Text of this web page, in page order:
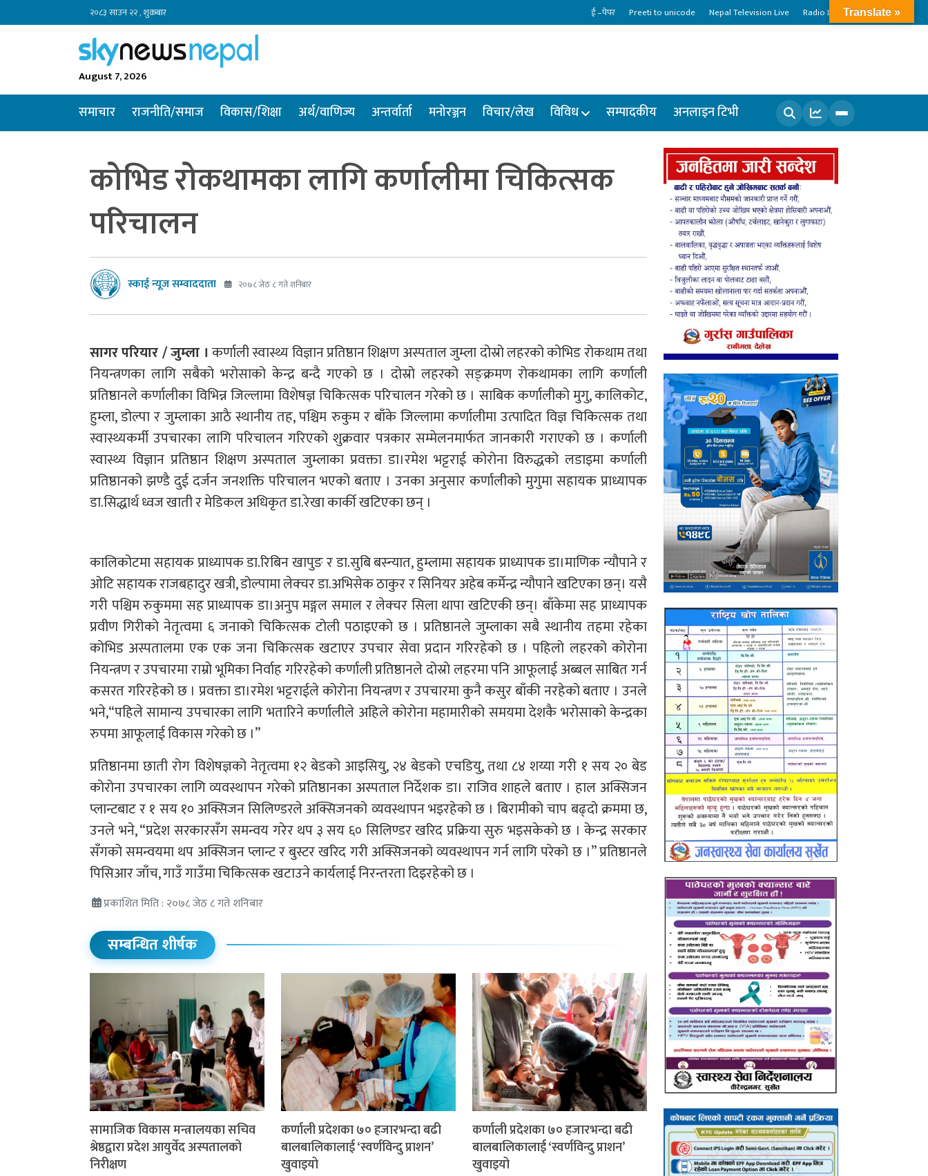
२०८३ साउन २२ , शुक्रबार ई –पेपर Preeti to unicode Nepal Television Live Radio Live
August 7, 2026
समाचार राजनीति/समाज विकास/शिक्षा अर्थ/वाणिज्य अन्तर्वार्ता मनोरञ्जन विचार/लेख विविध सम्पादकीय अनलाइन टिभी
खोज्नुहोस
कोभिड रोकथामका लागि कर्णालीमा चिकित्सक
परिचालन
स्काई न्यूज सम्वाददाता २०७८ जेठ ८ गते शनिबार
सागर परियार / जुम्ला । कर्णाली स्वास्थ्य विज्ञान प्रतिष्ठान शिक्षण अस्पताल जुम्ला दोस्रो लहरको कोभिड रोकथाम तथा
नियन्त्रणका लागि सबैको भरोसाको केन्द्र बन्दै गएको छ । दोस्रो लहरको सङ्क्रमण रोकथामका लागि कर्णाली
प्रतिष्ठानले कर्णालीका विभिन्न जिल्लामा विशेषज्ञ चिकित्सक परिचालन गरेको छ । साबिक कर्णालीको मुगु, कालिकोट,
हुम्ला, डोल्पा र जुम्लाका आठै स्थानीय तह, पश्चिम रुकुम र बाँके जिल्लामा कर्णालीमा उत्पादित विज्ञ चिकित्सक तथा
स्वास्थ्यकर्मी उपचारका लागि परिचालन गरिएको शुक्रवार पत्रकार सम्मेलनमार्फत जानकारी गराएको छ । कर्णाली
स्वास्थ्य विज्ञान प्रतिष्ठान शिक्षण अस्पताल जुम्लाका प्रवक्ता डा।रमेश भट्टराई कोरोना विरुद्धको लडाइमा कर्णाली
प्रतिष्ठानको झण्डै दुई दर्जन जनशक्ति परिचालन भएको बताए । उनका अनुसार कर्णालीको मुगुमा सहायक प्राध्यापक
डा.सिद्धार्थ ध्वज खाती र मेडिकल अधिकृत डा.रेखा कार्की खटिएका छन् ।
कालिकोटमा सहायक प्राध्यापक डा.रिबिन खापुङ र डा.सुबि बस्न्यात, हुम्लामा सहायक प्राध्यापक डा।माणिक न्यौपाने र
ओटि सहायक राजबहादुर खत्री, डोल्पामा लेक्चर डा.अभिसेक ठाकुर र सिनियर अहेब कर्मेन्द्र न्यौपाने खटिएका छन्। यसै
गरी पश्चिम रुकुममा सह प्राध्यापक डा।अनुप मङ्गल समाल र लेक्चर सिला थापा खटिएकी छन्। बाँकेमा सह प्राध्यापक
प्रवीण गिरीको नेतृत्वमा ६ जनाको चिकित्सक टोली पठाइएको छ । प्रतिष्ठानले जुम्लाका सबै स्थानीय तहमा रहेका
कोभिड अस्पतालमा एक एक जना चिकित्सक खटाएर उपचार सेवा प्रदान गरिरहेको छ । पहिलो लहरको कोरोना
नियन्त्रण र उपचारमा राम्रो भूमिका निर्वाह गरिरहेको कर्णाली प्रतिष्ठानले दोस्रो लहरमा पनि आफूलाई अब्बल साबित गर्न
कसरत गरिरहेको छ । प्रवक्ता डा।रमेश भट्टराईले कोरोना नियन्त्रण र उपचारमा कुनै कसुर बाँकी नरहेको बताए । उनले
भने,“पहिले सामान्य उपचारका लागि भतारिने कर्णालीले अहिले कोरोना महामारीको समयमा देशकै भरोसाको केन्द्रका
रुपमा आफूलाई विकास गरेको छ ।”
प्रतिष्ठानमा छाती रोग विशेषज्ञको नेतृत्वमा १२ बेडको आइसियु, २४ बेडको एचडियु, तथा ८४ शय्या गरी १ सय २० बेड
कोरोना उपचारका लागि व्यवस्थापन गरेको प्रतिष्ठानका अस्पताल निर्देशक डा। राजिव शाहले बताए । हाल अक्सिजन
प्लान्टबाट र १ सय १० अक्सिजन सिलिण्डरले अक्सिजनको व्यवस्थापन भइरहेको छ । बिरामीको चाप बढ्दो क्रममा छ,
उनले भने, “प्रदेश सरकारसँग समन्वय गरेर थप ३ सय ६० सिलिण्डर खरिद प्रक्रिया सुरु भइसकेको छ । केन्द्र सरकार
सँगको समन्वयमा थप अक्सिजन प्लान्ट र बुस्टर खरिद गरी अक्सिजनको व्यवस्थापन गर्न लागि परेको छ ।” प्रतिष्ठानले
पिसिआर जाँच, गाउँ गाउँमा चिकित्सक खटाउने कार्यलाई निरन्तरता दिइरहेको छ ।
प्रकाशित मिति : २०७८ जेठ ८ गते शनिबार
सम्बन्धित शीर्षक
सामाजिक विकास मन्त्रालयका सचिव
श्रेष्ठद्वारा प्रदेश आयुर्वेद अस्पतालको
निरीक्षण
कर्णाली प्रदेशका ७० हजारभन्दा बढी
बालबालिकालाई ‘स्वर्णविन्दु प्राशन’
खुवाइयो
कर्णाली प्रदेशका ७० हजारभन्दा बढी
बालबालिकालाई ‘स्वर्णविन्दु प्राशन’
खुवाइयो
Translate »